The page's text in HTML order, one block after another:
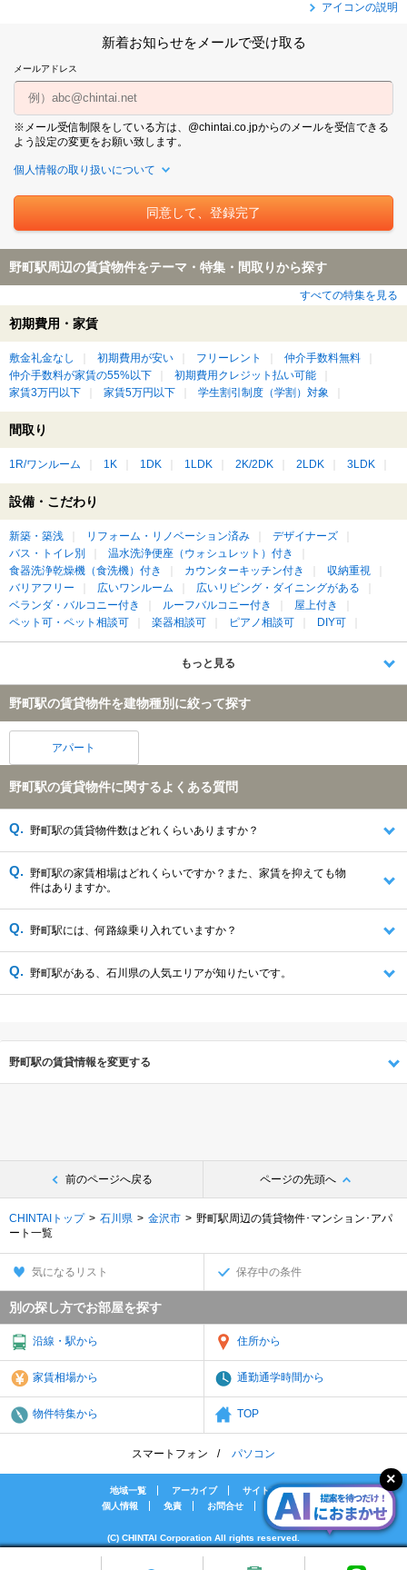
アイコンの説明
新着お知らせをメールで受け取る
メールアドレス
※メール受信制限をしている方は、@chintai.co.jpからのメールを受信できる
よう設定の変更をお願い致します。
個人情報の取り扱いについて
野町駅周辺の賃貸物件をテーマ・特集・間取りから探す
すべての特集を見る
初期費用・家賃
敷金礼金なし 初期費用が安い フリーレント
仲介手数料無料
仲介手数料が家賃の55%以下
初期費用クレジット払い可能
家賃3万円以下
家賃5万円以下 学生割引制度（学割）対象
間取り
1R/ワンルーム 1K 1DK 1LDK 2K/2DK 2LDK 3LDK
設備・こだわり
新築・築浅 リフォーム・リノベーション済み
デザイナーズ
バス・トイレ別
温水洗浄便座（ウォシュレット）付き
食器洗浄乾燥機（食洗機）付き
カウンターキッチン付き
収納重視
バリアフリー
広いワンルーム
広いリビング・ダイニングがある
ベランダ・バルコニー付き
ルーフバルコニー付き
屋上付き
ペット可・ペット相談可
楽器相談可 ピアノ相談可 DIY可
もっと見る
野町駅の賃貸物件を建物種別に絞って探す
アパート
野町駅の賃貸物件に関するよくある質問
野町駅の賃貸物件数はどれくらいありますか？
野町駅の家賃相場はどれくらいですか？また、家賃を抑えても物
件はありますか。
野町駅には、何路線乗り入れていますか？
野町駅がある、石川県の人気エリアが知りたいです。
野町駅の賃貸情報を変更する
前のページへ戻る ページの先頭へ
CHINTAIトップ 石川県 金沢市
野町駅周辺の賃貸物件･マンション･アパ
ート一覧
気になるリスト 保存中の条件
別の探し方でお部屋を探す
沿線・駅から 住所から
家賃相場から 通勤通学時間から
物件特集から TOP
スマートフォン パソコン
地域一覧 アーカイブ
サイトマップ
個人情報
免責 お問合せ 会社案内
(C) CHINTAI Corporation All rights reserved.